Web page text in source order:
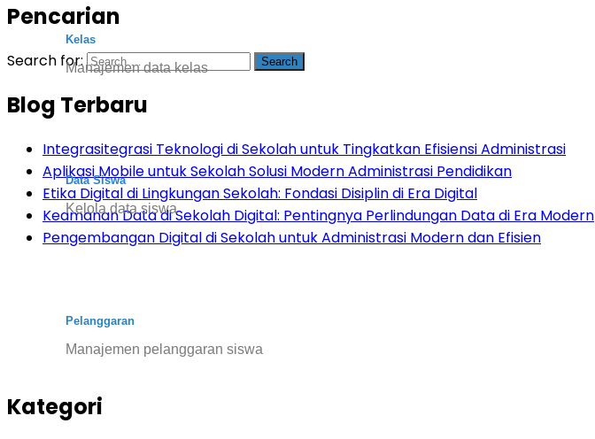
Kelas
Manajemen data kelas
Data Siswa
Kelola data siswa
Pelanggaran
Manajemen pelanggaran siswa
Pencarian
Search for:
Blog Terbaru
Integrasitegrasi Teknologi di Sekolah untuk Tingkatkan Efisiensi Administrasi
Aplikasi Mobile untuk Sekolah Solusi Modern Administrasi Pendidikan
Etika Digital di Lingkungan Sekolah: Fondasi Disiplin di Era Digital
Keamanan Data di Sekolah Digital: Pentingnya Perlindungan Data di Era Modern
Pengembangan Digital di Sekolah untuk Administrasi Modern dan Efisien
Kategori